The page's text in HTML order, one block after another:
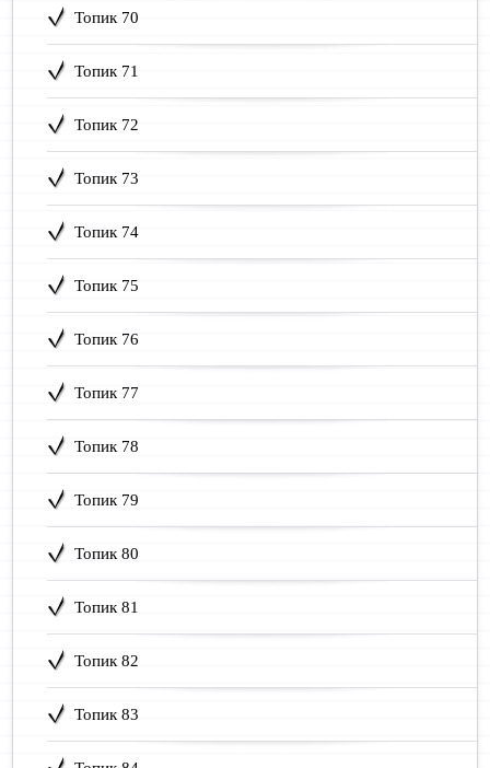
Топик 70
Топик 71
Топик 72
Топик 73
Топик 74
Топик 75
Топик 76
Топик 77
Топик 78
Топик 79
Топик 80
Топик 81
Топик 82
Топик 83